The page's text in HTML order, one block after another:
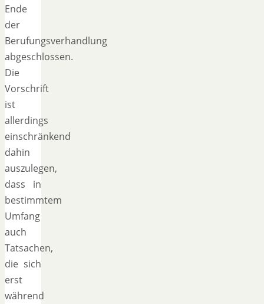
Ende
der
Berufungsverhandlung
abgeschlossen.
Die
Vorschrift
ist
allerdings
einschränkend
dahin
auszulegen,
dass in
bestimmtem
Umfang
auch
Tatsachen,
die sich
erst
während